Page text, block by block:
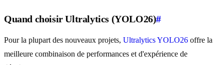
Quand choisir Ultralytics (YOLO26)#
Pour la plupart des nouveaux projets, Ultralytics YOLO26 offre la
meilleure combinaison de performances et d'expérience de